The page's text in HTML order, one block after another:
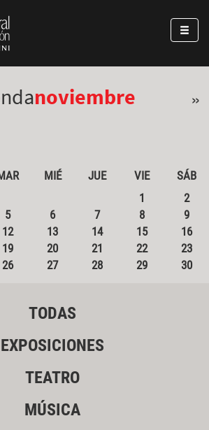
noviembre »
MIÉ JUE VIE
SÁB
1
2
5 6 7 8
9
12 13 14 15
16
19 20 21 22
23
26 27 28 29 30
TODAS
EXPOSICIONES
TEATRO
MÚSICA